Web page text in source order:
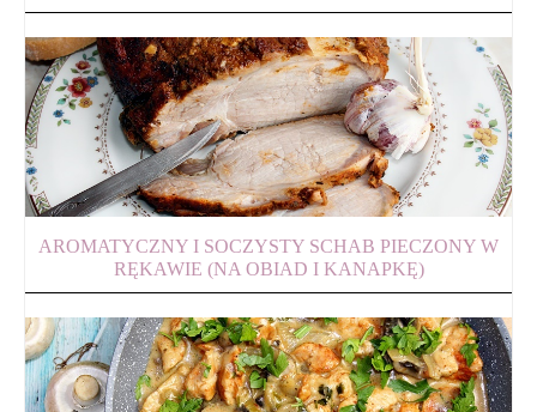
AROMATYCZNY I SOCZYSTY SCHAB PIECZONY W
RĘKAWIE (NA OBIAD I KANAPKĘ)